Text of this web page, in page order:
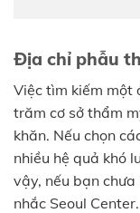
Địa chỉ phẫu
Việc tìm kiếm một
trăm cơ sở thẩm
khăn. Nếu chọn
nhiều hệ quả khó
vậy, nếu bạn
nhắc Seoul Center.